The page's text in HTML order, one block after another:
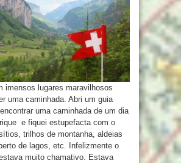
imensos lugares maravilhosos
uma caminhada. Abri um guia
uma caminhada de um dia
e fiquei estupefacta com o
trilhos de montanha, aldeias
de lagos, etc. Infelizmente o
muito chamativo. Estava